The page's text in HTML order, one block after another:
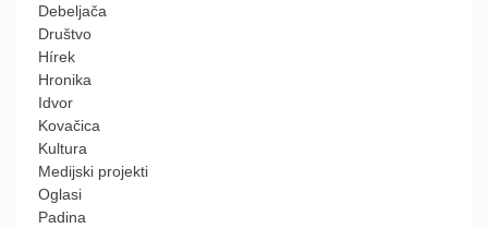
Debeljača
Društvo
Hírek
Hronika
Idvor
Kovačica
Kultura
Medijski projekti
Oglasi
Padina